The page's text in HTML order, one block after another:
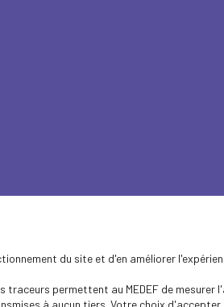
du site et d'en améliorer
traceurs permettent au MEDEF de
à aucun tiers. Votre choix